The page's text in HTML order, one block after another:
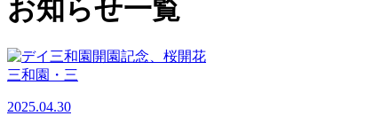
お知らせ一覧
三和園・三
2025.04.30